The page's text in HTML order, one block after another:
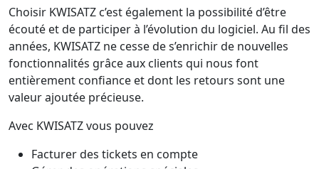
Choisir KWISATZ c’est également la possibilité d’être
écouté et de participer à l’évolution du logiciel. Au fil des
années, KWISATZ ne cesse de s’enrichir de nouvelles
fonctionnalités grâce aux clients qui nous font
entièrement confiance et dont les retours sont une
valeur ajoutée précieuse.
Avec KWISATZ vous pouvez
Facturer des tickets en compte